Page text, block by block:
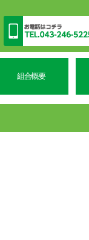
組合概要